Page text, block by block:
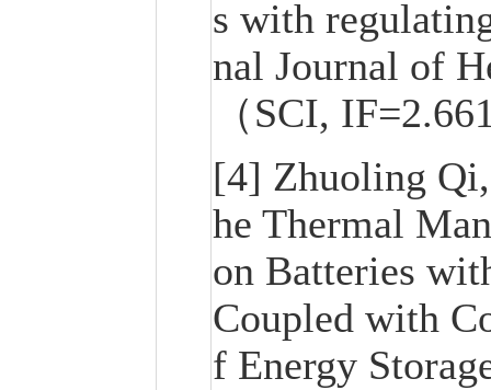
s with
nal Journal of
（SCI,
[4] Zhuoling Qi
he Thermal
on Batteries
Coupled with
f Energy